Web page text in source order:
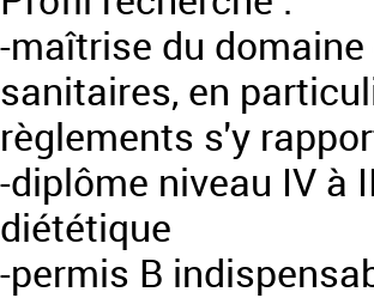
-maîtrise du
sanitaires, en
règlements s'y
-diplôme niveau IV à
diététique
-permis B